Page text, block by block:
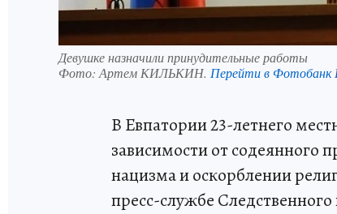
Девушке назначили принудительные работы
Фото: Артем КИЛЬКИН. Перейти в
В Евпатории 23-летнего
зависимости от содеянного
нацизма и оскорблении
пресс-службе